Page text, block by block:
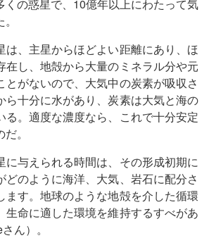
くの惑星で、10億年以上にわたって気
は、主星からほどよい距離にあり、ほ
在し、地殻から大量のミネラル分や元
とがないので、大気中の炭素が吸収さ
ら十分に水があり、炭素は大気と海の
る。適度な濃度なら、これで十分安定
。
に与えられる時間は、その形成初期に
どのように海洋、大気、岩石に配分さ
ます。地球のような地殻を介した循環
生命に適した環境を維持するすべがあ
ん）。